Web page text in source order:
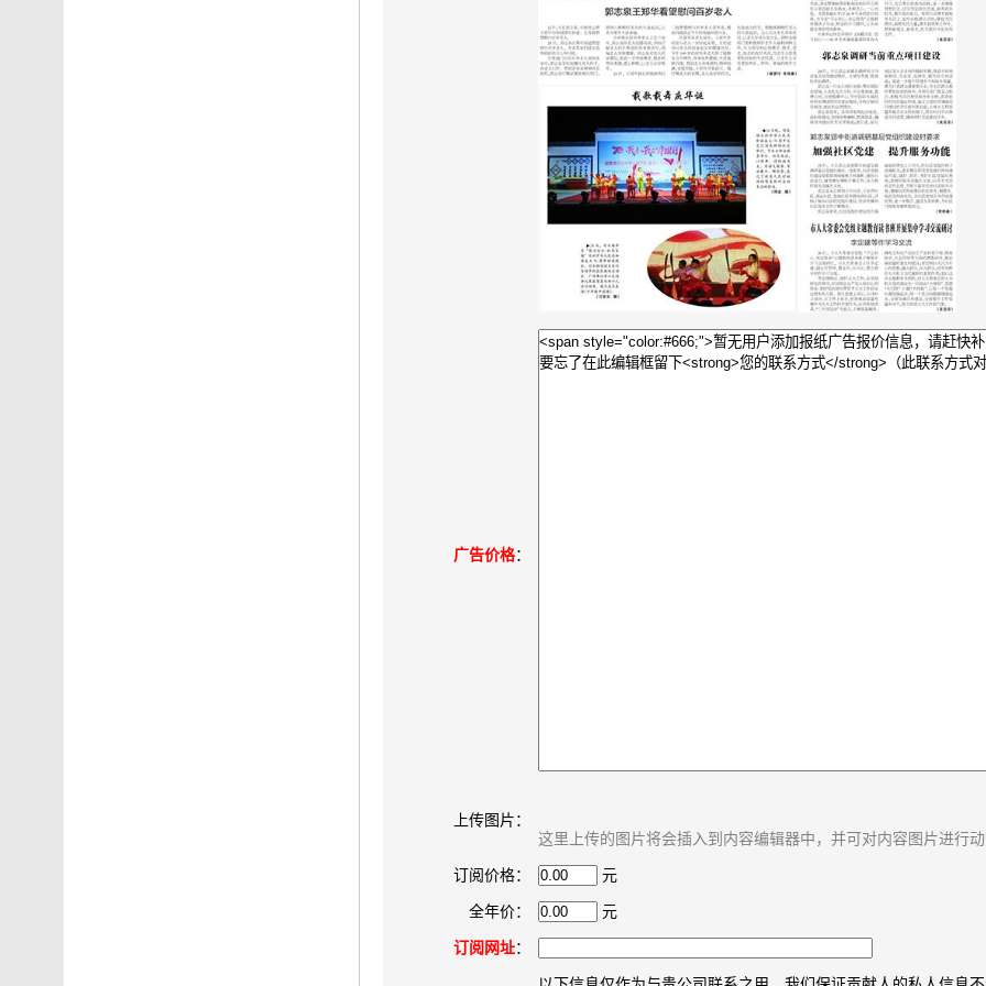
广告价格：
上传图片：
这里上传的图片将会插入到内容编辑器中，并可对内容图片进行
订阅价格： 元
全年价： 元
订阅网址：